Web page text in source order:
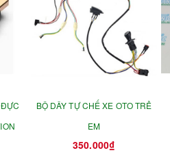
BỘ DÂY TỰ CHẾ XE OTO TRẺ
EM
350.000₫